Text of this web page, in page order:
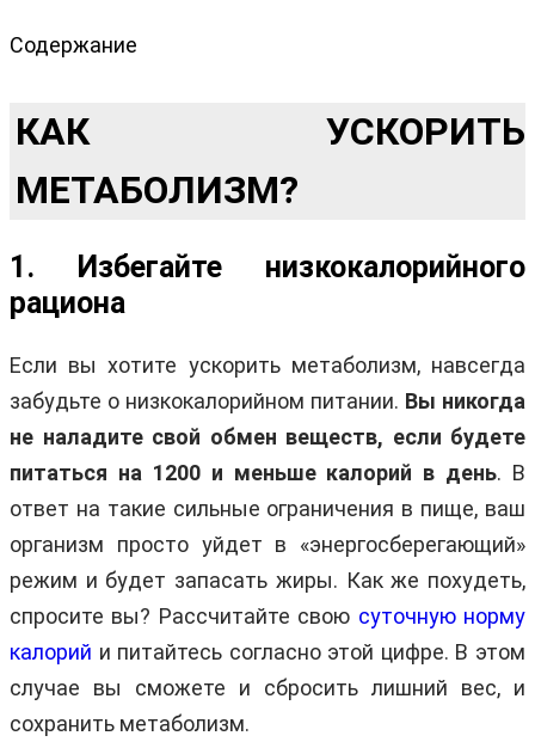
Содержание
КАК УСКОРИТЬ
МЕТАБОЛИЗМ?
1. Избегайте низкокалорийного
рациона
Если вы хотите ускорить метаболизм, навсегда
забудьте о низкокалорийном питании. Вы никогда
не наладите свой обмен веществ, если будете
питаться на 1200 и меньше калорий в день. В
ответ на такие сильные ограничения в пище, ваш
организм просто уйдет в «энергосберегающий»
режим и будет запасать жиры. Как же похудеть,
спросите вы? Рассчитайте свою суточную норму
калорий и питайтесь согласно этой цифре. В этом
случае вы сможете и сбросить лишний вес, и
сохранить метаболизм.